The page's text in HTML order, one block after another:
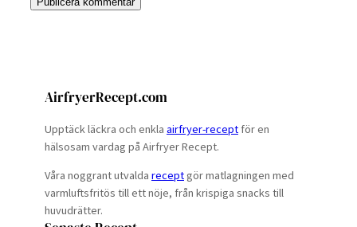
AirfryerRecept.com
Upptäck läckra och enkla airfryer-recept för en
hälsosam vardag på Airfryer Recept.
Våra noggrant utvalda receptgör matlagningen med
varmluftsfritös till ett nöje, från krispiga snacks till
huvudrätter.